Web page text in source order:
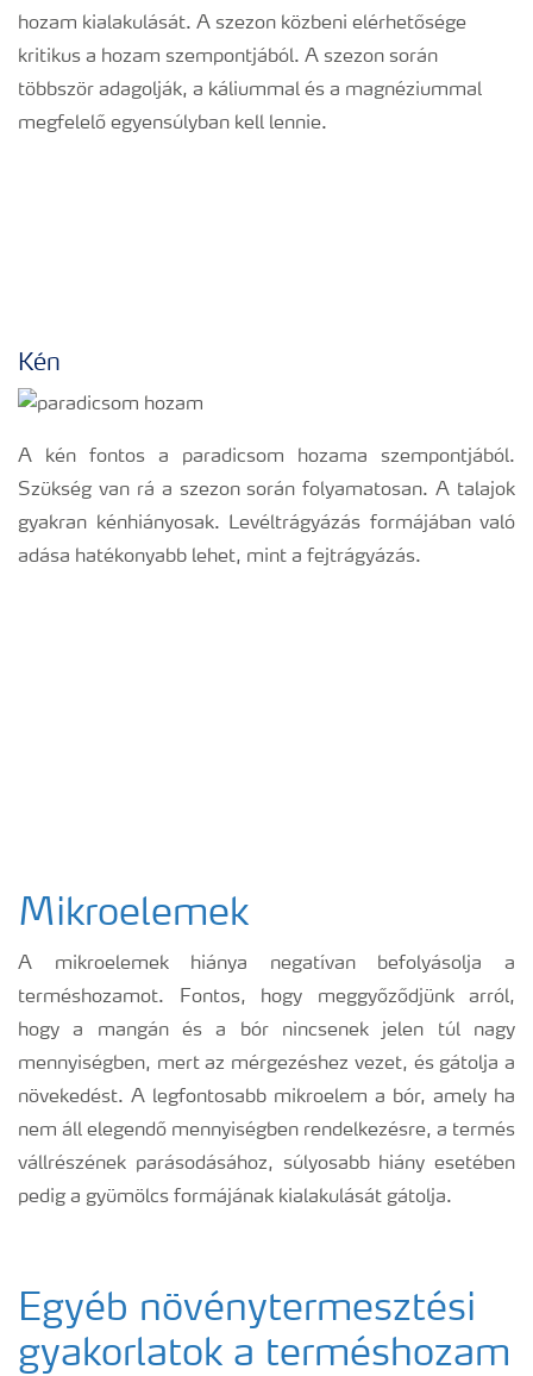
hozam kialakulását. A szezon közbeni elérhetősége
kritikus a hozam szempontjából. A szezon során
többször adagolják, a káliummal és a magnéziummal
megfelelő egyensúlyban kell lennie.
Kén
A kén fontos a paradicsom hozama szempontjából.
Szükség van rá a szezon során folyamatosan. A talajok
gyakran kénhiányosak. Levéltrágyázás formájában való
adása hatékonyabb lehet, mint a fejtrágyázás.
Mikroelemek
A mikroelemek hiánya negatívan befolyásolja a
terméshozamot. Fontos, hogy meggyőződjünk arról,
hogy a mangán és a bór nincsenek jelen túl nagy
mennyiségben, mert az mérgezéshez vezet, és gátolja a
növekedést. A legfontosabb mikroelem a bór, amely ha
nem áll elegendő mennyiségben rendelkezésre, a termés
vállrészének parásodásához, súlyosabb hiány esetében
pedig a gyümölcs formájának kialakulását gátolja.
Egyéb növénytermesztési
gyakorlatok a terméshozam